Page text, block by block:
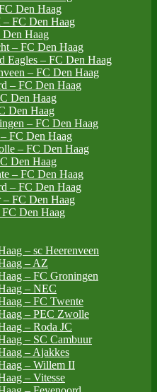
Den Haag
FC Den Haag
Haag
– FC Den Haag
Eagles – FC Den Haag
– FC Den Haag
– FC Den Haag
Den Haag
Den Haag
– FC Den Haag
FC Den Haag
– FC Den Haag
Den Haag
– FC Den Haag
– FC Den Haag
– FC Den Haag
FC Den Haag
– sc Heerenveen
– AZ
– FC Groningen
– NEC
– FC Twente
– PEC Zwolle
– Roda JC
– SC Cambuur
– Ajakkes
– Willem II
– Vitesse